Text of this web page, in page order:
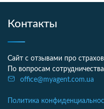
Контакты
Сайт с отзывами про
По вопросам
office@myagent.com.ua
Политика